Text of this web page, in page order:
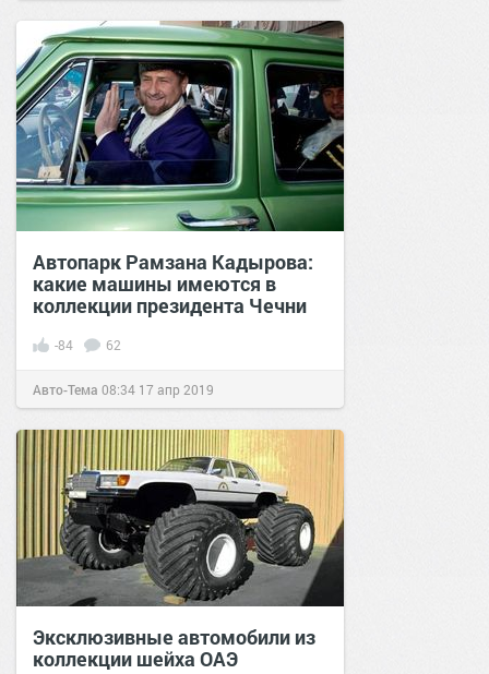
Автопарк Рамзана Кадырова:
какие машины имеются в
коллекции президента Чечни
-84 62
Авто-Тема 08:34 17 апр 2019
Эксклюзивные автомобили из
коллекции шейха ОАЭ